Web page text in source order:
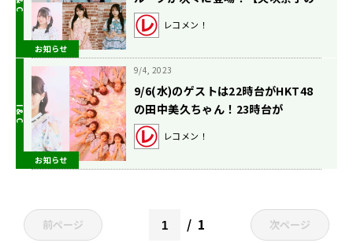
お知らせ
レコメン！】
レコメン！
お知らせ
9/4, 2023
9/6(水)のゲストは22時台がHKT48
の田中美久ちゃん！23時台が
「≠ME」から鈴木瞳美ちゃん、冨田
菜々風ちゃん！【矢吹奈子のレコメ
レコメン！
前ページ 1 次ページ